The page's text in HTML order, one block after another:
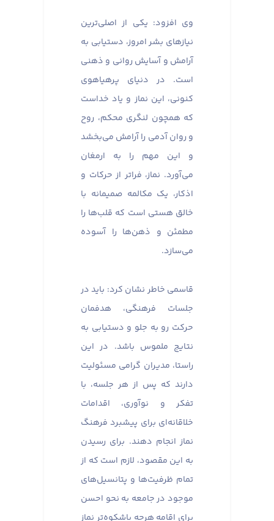
وی افزود: یکی از اصلی‌ترین
نیازهای بشر امروز، دستیابی به
آرامش و آسایش روانی و ذهنی
است. در دنیای پرهیاهوی
کنونی، این نماز و یاد خداست
که همچون لنگری محکم، روح
و روان آدمی را آرامش می‌بخشد
و این مهم را به ارمغان
می‌آورد. نماز، فراتر از حرکات و
اذکار، یک مکالمه صمیمانه با
خالق هستی است که قلب‌ها را
مطمئن و ذهن‌ها را آسوده
می‌سازد.
قاسمی خاطر نشان کرد: باید در
جلسات فرهنگی، هدفمان
حرکت رو به جلو و دستیابی به
نتایج ملموس باشد. در این
راستا، مدیران گرامی مسئولیت
دارند که پس از هر جلسه، با
تفکر و نوآوری، اقدامات
خلاقانه‌ای برای پیشبرد فرهنگ
نماز انجام دهند. برای رسیدن
به این مقصود، لازم است که از
تمام ظرفیت‌ها و پتانسیل‌های
موجود در جامعه به نحو احسن
برای اقامه هرچه باشکوه‌تر نماز